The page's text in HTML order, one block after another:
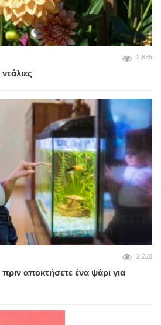
2,635
2,220
πριν αποκτήσετε ένα ψάρι για